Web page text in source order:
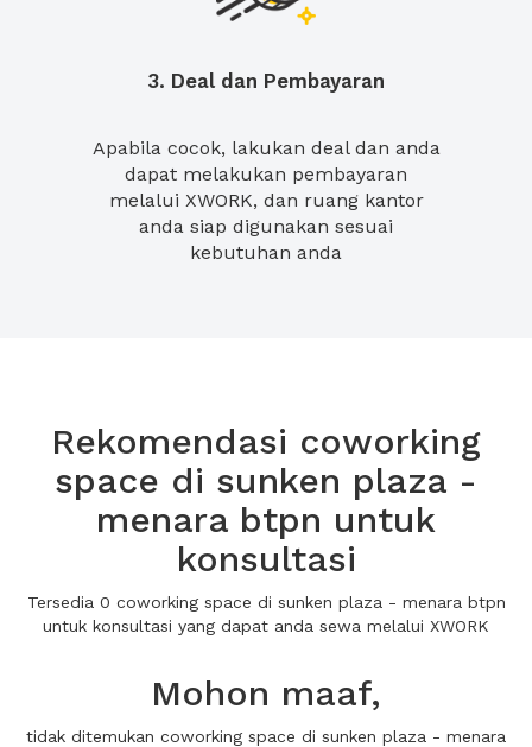
3. Deal dan Pembayaran
Apabila cocok, lakukan deal dan anda
dapat melakukan pembayaran
melalui XWORK, dan ruang kantor
anda siap digunakan sesuai
kebutuhan anda
Rekomendasi coworking
space di sunken plaza -
menara btpn untuk
konsultasi
Tersedia 0 coworking space di sunken plaza - menara btpn
untuk konsultasi yang dapat anda sewa melalui XWORK
Mohon maaf,
tidak ditemukan coworking space di sunken plaza - menara